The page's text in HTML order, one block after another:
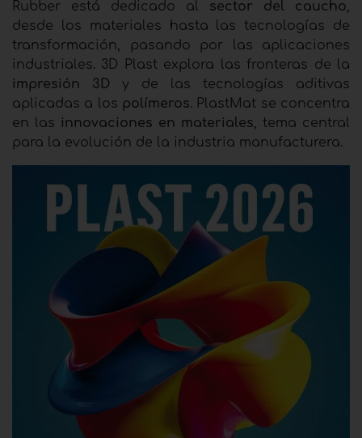
Rubber está dedicado al sector del caucho,
desde los materiales hasta las tecnologías de
transformación, pasando por las aplicaciones
industriales. 3D Plast explora las fronteras de la
impresión 3D y de las tecnologías aditivas
aplicadas a los polímeros. PlastMat se concentra
en las innovaciones en materiales, tema central
para la evolución de la industria manufacturera.